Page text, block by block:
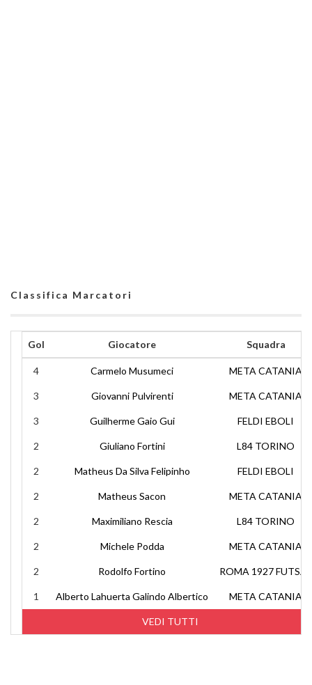
Classifica Marcatori
Gol Giocatore Squadra
VEDI TUTTI
4 Carmelo Musumeci META CATANIA
3 Giovanni Pulvirenti META CATANIA
3 Guilherme Gaio Gui FELDI EBOLI
2 Giuliano Fortini L84 TORINO
2 Matheus Da Silva Felipinho FELDI EBOLI
2 Matheus Sacon META CATANIA
2 Maximiliano Rescia L84 TORINO
2 Michele Podda META CATANIA
2 Rodolfo Fortino ROMA 1927 FUTSAL
1 Alberto Lahuerta Galindo Albertico META CATANIA